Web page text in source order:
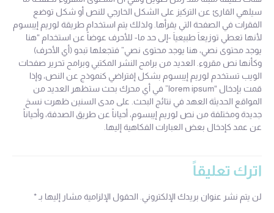
سيلهي القارئ عن التركيز على الشكل الخارجي للنص أو شكل توضع
الفقرات في الصفحة التي يقرأها. ولذلك يتم استخدام طريقة لوريم إيبسوم
لأنها تعطي توزيعاَ طبيعياَ -إلى حد ما- للأحرف عوضاً عن استخدام “هنا
يوجد محتوى نصي، هنا يوجد محتوى نصي” فتجعلها تبدو (أي الأحرف)
وكأنها نص مقروء. العديد من برامح النشر المكتبي وبرامح تحرير صفحات
الويب تستخدم لوريم إيبسوم بشكل إفتراضي كنموذج عن النص، وإذا
قمت بإدخال “lorem ipsum” في أي محرك بحث ستظهر العديد من
المواقع الحديثة العهد في نتائج البحث. على مدى السنين ظهرت نسخ
جديدة ومختلفة من نص لوريم إيبسوم، أحياناً عن طريق الصدفة، وأحياناً
عن عمد كإدخال بعض العبارات الفكاهية إليها.
اترك تعليقاً
لن يتم نشر عنوان بريدك الإلكتروني. الحقول الإلزامية مشار إليها بـ *